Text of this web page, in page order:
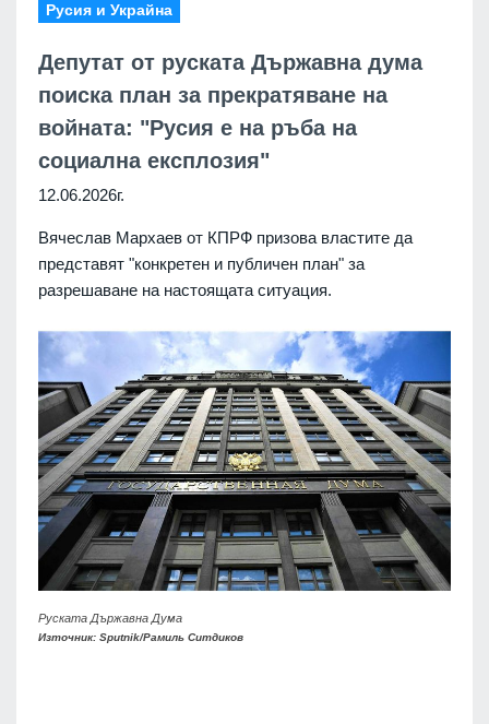
Русия и Украйна
Депутат от руската Държавна дума
поиска план за прекратяване на
войната: "Русия е на ръба на
социална експлозия"
12.06.2026г.
Вячеслав Мархаев от КПРФ призова властите да
представят "конкретен и публичен план" за
разрешаване на настоящата ситуация.
Руската Държавна Дума
Източник: Sputnik/Рамиль Ситдиков